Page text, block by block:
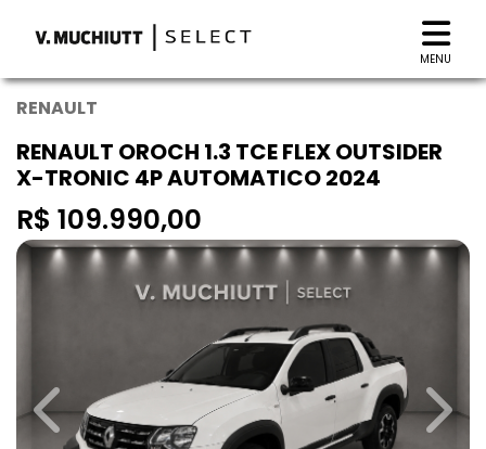
MENU
RENAULT
RENAULT OROCH 1.3 TCE FLEX OUTSIDER
X-TRONIC 4P AUTOMATICO 2024
R$ 109.990,00
Previous Next